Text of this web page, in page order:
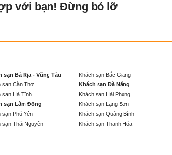
với bạn! Đừng bỏ lỡ
sạn Bà Rịa - Vũng Tàu Khách sạn Bắc Giang
sạn Cần Thơ Khách sạn Đà Nẵng
sạn Hà Tĩnh Khách sạn Hải Phòng
sạn Lâm Đồng Khách sạn Lạng Sơn
sạn Phú Yên Khách sạn Quảng Bình
sạn Thái Nguyên Khách sạn Thanh Hóa